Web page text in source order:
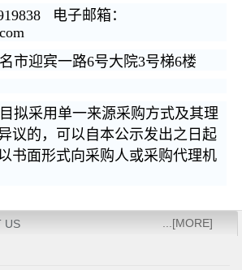
电子邮箱：
市迎宾一路6号大院3号梯6楼
拟采用单一来源采购方式及其理
议的，可以自本公示发出之日起
书面形式向采购人或采购代理机
US ...[MORE]